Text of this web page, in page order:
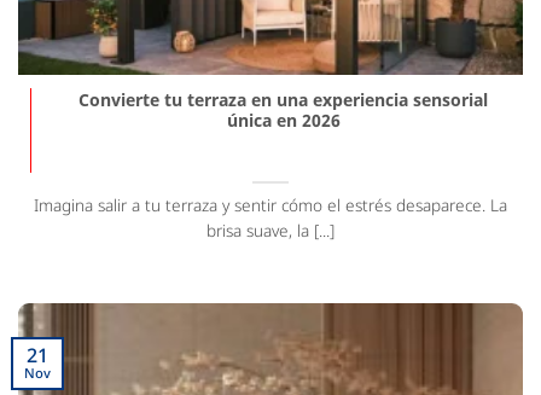
Convierte tu terraza en una experiencia sensorial
única en 2026
Imagina salir a tu terraza y sentir cómo el estrés desaparece. La
brisa suave, la [...]
21
Nov